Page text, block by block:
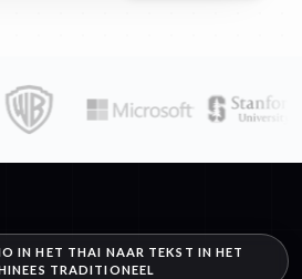
IN HET THAI NAAR TEKST IN HET
TRADITIONEEL